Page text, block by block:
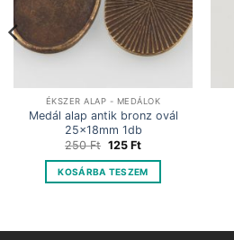
ÉKSZER ALAP - MEDÁLOK
Medál alap antik bronz ovál
25x18mm 1db
250Ft Original
was:
250 Ft.
125 FtCurrent
is:
125 Ft.
KOSÁRBA TESZEM